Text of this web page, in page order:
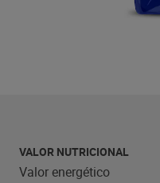
VALOR NUTRICIONAL
Valor energético